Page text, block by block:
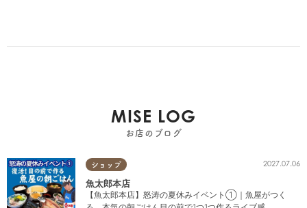
MISE LOG
お店のブログ
ショップ 2027.07.06
魚太郎本店
【魚太郎本店】怒涛の夏休みイベント①｜魚屋がつく